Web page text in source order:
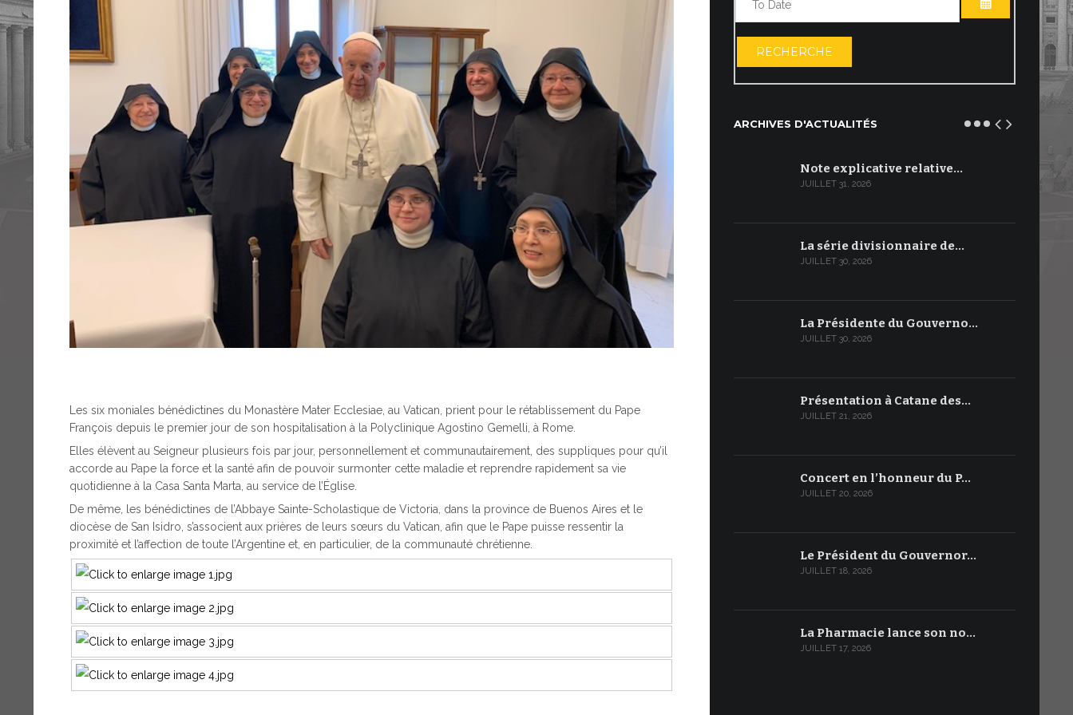
Les six moniales bénédictines du Monastère Mater Ecclesiae, au Vatican, prient pour le rétablissement du Pape
François depuis le premier jour de son hospitalisation à la Polyclinique Agostino Gemelli, à Rome.
Elles élèvent au Seigneur plusieurs fois par jour, personnellement et communautairement, des suppliques pour qu’il
accorde au Pape la force et la santé afin de pouvoir surmonter cette maladie et reprendre rapidement sa vie
quotidienne à la Casa Santa Marta, au service de l’Église.
De même, les bénédictines de l’Abbaye Sainte-Scholastique de Victoria, dans la province de Buenos Aires et le
diocèse de San Isidro, s’associent aux prières de leurs sœurs du Vatican, afin que le Pape puisse ressentir la
proximité et l’affection de toute l’Argentine et, en particulier, de la communauté chrétienne.
OUVRIR LE
RECHERCHE
ARCHIVES D'ACTUALITÉS
Note explicative relative…
JUILLET 31, 2026
La série divisionnaire de…
JUILLET 30, 2026
La Présidente du Gouverno…
JUILLET 30, 2026
Présentation à Catane des…
JUILLET 21, 2026
Concert en l’honneur du P…
JUILLET 20, 2026
Le Président du Gouvernor…
JUILLET 18, 2026
La Pharmacie lance son no…
JUILLET 17, 2026